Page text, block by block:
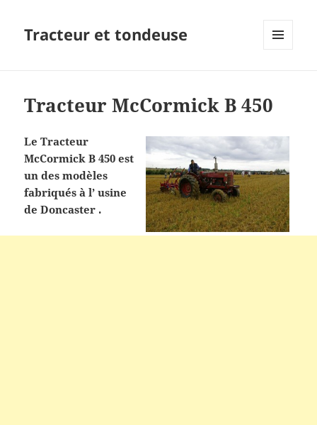
Tracteur et tondeuse
Tracteur McCormick B 450
Le Tracteur
McCormick B 450 est
un des modèles
fabriqués à l’ usine
de Doncaster .